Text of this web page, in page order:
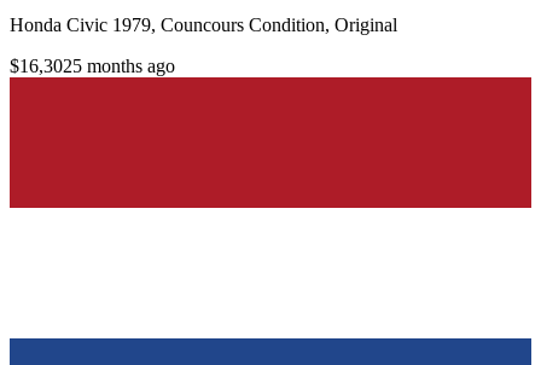
Honda Civic 1979, Councours Condition, Original
$16,3025 months ago